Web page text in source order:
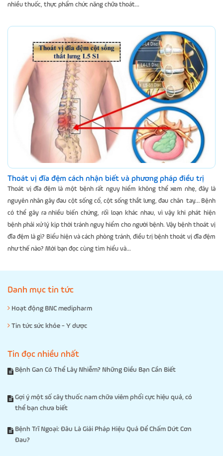
nhiều thuốc, thực phẩm chức năng chữa thoát...
Thoát vị đĩa đệm cách nhận biết và phương pháp điều trị
Thoát vị đĩa đệm là một bệnh rất nguy hiểm không thể xem nhẹ, đây là
nguyên nhân gây đau cột sống cổ, cột sống thắt lưng, đau chân tay… Bệnh
có thể gây ra nhiều biến chứng, rối loạn khác nhau, vì vậy khi phát hiện
bệnh phải xử lý kịp thời tránh nguy hiểm cho người bệnh. Vậy bệnh thoát vị
đĩa đệm là gì? Biểu hiện và cách phòng tránh, điều trị bệnh thoát vị đĩa đệm
như thế nào? Mời bạn đọc cùng tìm hiểu và...
Danh mục tin tức
Hoạt động BNC medipharm
Tin tức sức khỏe - Y dược
Tin đọc nhiều nhất
Bệnh Gan Có Thể Lây Nhiễm? Những Điều Bạn Cần Biết
Gợi ý một số cây thuốc nam chữa viêm phổi cực hiệu quả, có
thể bạn chưa biết
Bệnh Trĩ Ngoại: Đâu Là Giải Pháp Hiệu Quả Để Chấm Dứt Cơn
Đau?